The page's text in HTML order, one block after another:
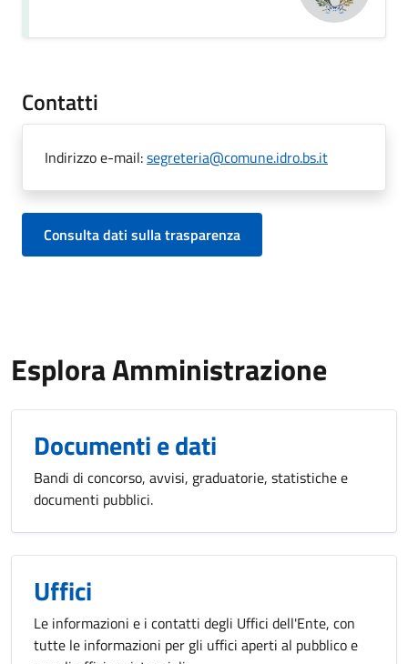
Contatti
Indirizzo e-mail:segreteria@comune.idro.bs.it
Consulta dati sulla trasparenza
Esplora Amministrazione
Documenti e dati
Bandi di concorso, avvisi, graduatorie, statistiche e
documenti pubblici.
Uffici
Le informazioni e i contatti degli Uffici dell'Ente, con
tutte le informazioni per gli uffici aperti al pubblico e